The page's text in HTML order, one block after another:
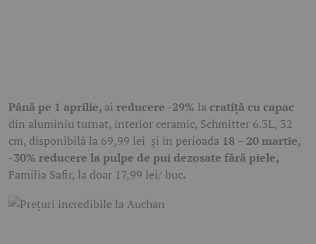
Până pe 1 aprilie, ai reducere -29% la cratiță cu capac
din aluminiu turnat, interior ceramic, Schmitter 6.3L, 32
cm, disponibilă la 69,99 lei și în perioada 18 – 20 martie,
-30% reducere la pulpe de pui dezosate fără piele,
Familia Safir, la doar 17,99 lei/ buc.